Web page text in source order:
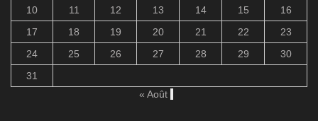
10
11 12 13 14 15
16
17
18 19 20 21 22
23
24
25 26 27 28 29
30
31
« Août